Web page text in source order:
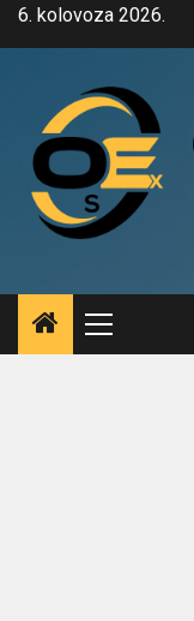
Skip6. kolovoza 2026.
Primary
Menu